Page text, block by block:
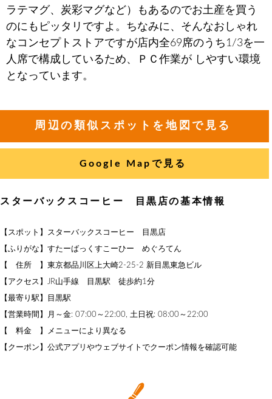
ラテマグ、炭彩マグなど）もあるのでお土産を買う
のにもピッタリですよ。ちなみに、そんなおしゃれ
なコンセプトストアですが店内全69席のうち1/3を一
人席で構成しているため、ＰＣ作業が しやすい環境
となっています。
周辺の類似スポットを地図で見る
Google Mapで見る
スターバックスコーヒー 目黒店の基本情報
【スポット】スターバックスコーヒー 目黒店
【ふりがな】すたーばっくすこーひー めぐろてん
【 住所 】東京都品川区上大崎2-25-2 新目黒東急ビル
【アクセス】JR山手線 目黒駅 徒歩約1分
【最寄り駅】目黒駅
【営業時間】月～金: 07:00～22:00, 土日祝: 08:00～22:00
【 料金 】メニューにより異なる
【クーポン】公式アプリやウェブサイトでクーポン情報を確認可能